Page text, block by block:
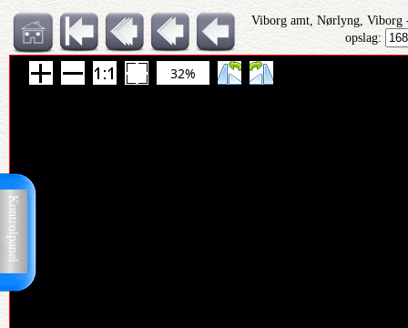
Kontrolpanel
Viborg amt, Nørlyng, Viborg
opslag:
32%